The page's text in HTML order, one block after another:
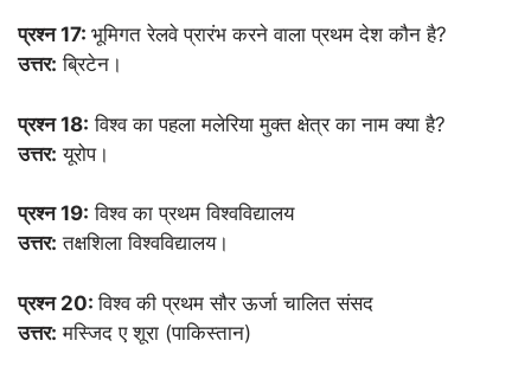
प्रश्न 17: भूमिगत रेलवे प्रारंभ करने वाला प्रथम देश कौन है?
उत्तर: ब्रिटेन।
प्रश्न 18: विश्व का पहला मलेरिया मुक्त क्षेत्र का नाम क्या है?
उत्तर: यूरोप।
प्रश्न 19: विश्व का प्रथम विश्वविद्यालय
उत्तर: तक्षशिला विश्वविद्यालय।
प्रश्न 20:विश्व की प्रथम सौर ऊर्जा चालित संसद
उत्तर: मस्जिद ए शूरा (पाकिस्तान)